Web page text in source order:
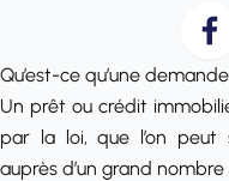
Qu’est-ce qu’une
Un prêt ou crédit
par la loi, que l’on peut
auprès d’un grand